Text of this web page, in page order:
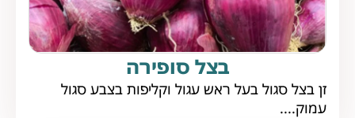
בצל סופירה
זן בצל סגול בעל ראש עגול וקליפות בצבע סגול
עמוק....